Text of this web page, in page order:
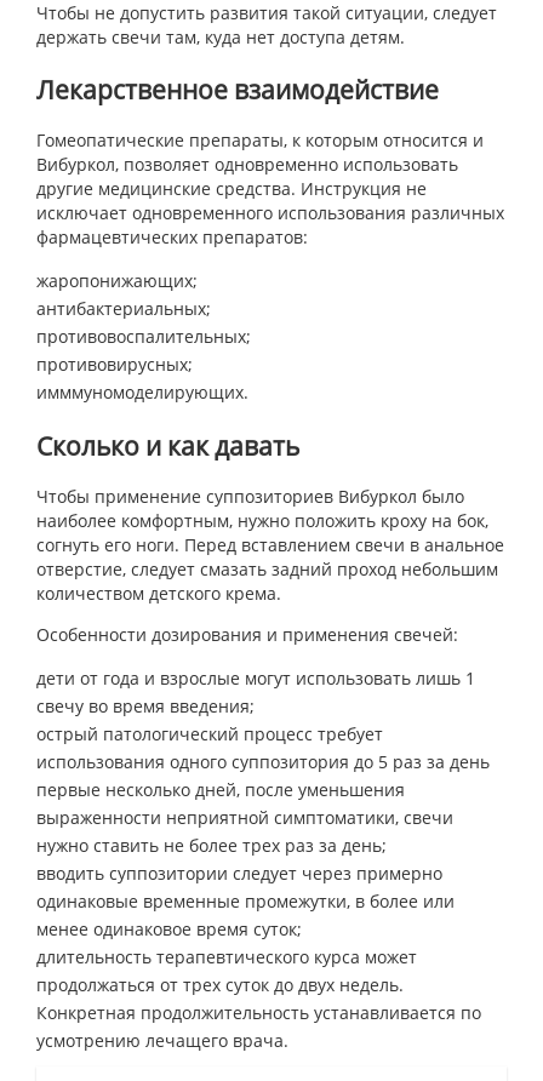
Чтобы не допустить развития такой ситуации, следует
держать свечи там, куда нет доступа детям.
Лекарственное взаимодействие
Гомеопатические препараты, к которым относится и
Вибуркол, позволяет одновременно использовать
другие медицинские средства. Инструкция не
исключает одновременного использования различных
фармацевтических препаратов:
жаропонижающих;
антибактериальных;
противовоспалительных;
противовирусных;
имммуномоделирующих.
Сколько и как давать
Чтобы применение суппозиториев Вибуркол было
наиболее комфортным, нужно положить кроху на бок,
согнуть его ноги. Перед вставлением свечи в анальное
отверстие, следует смазать задний проход небольшим
количеством детского крема.
Особенности дозирования и применения свечей:
дети от года и взрослые могут использовать лишь 1
свечу во время введения;
острый патологический процесс требует
использования одного суппозитория до 5 раз за день
первые несколько дней, после уменьшения
выраженности неприятной симптоматики, свечи
нужно ставить не более трех раз за день;
вводить суппозитории следует через примерно
одинаковые временные промежутки, в более или
менее одинаковое время суток;
длительность терапевтического курса может
продолжаться от трех суток до двух недель.
Конкретная продолжительность устанавливается по
усмотрению лечащего врача.